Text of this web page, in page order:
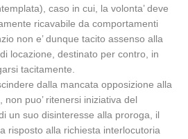
caso in cui, la volonta’ deve
ricavabile da comportamenti
non e’ dunque tacito assenso alla
locazione, destinato per contro, in
tacitamente.
dalla mancata opposizione alla
non puo’ ritenersi iniziativa del
un suo disinteresse alla proroga, il
risposto alla richiesta interlocutoria